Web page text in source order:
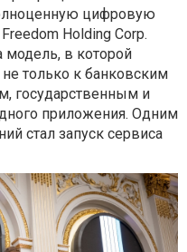
цифровую
Holding Corp.
модель, в которой
не только к банковским
государственным и
приложения. Одним
стал запуск сервиса